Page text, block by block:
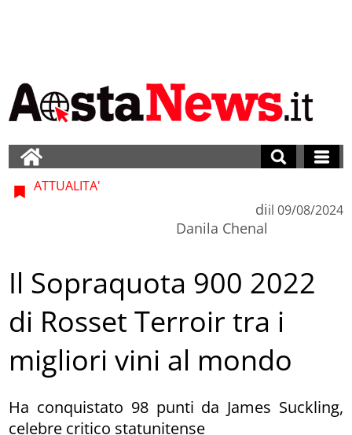
ATTUALITA'
di
Danila Chenal
il 09/08/2024
Il Sopraquota 900 2022
di Rosset Terroir tra i
migliori vini al mondo
Ha conquistato 98 punti da James Suckling,
celebre critico statunitense